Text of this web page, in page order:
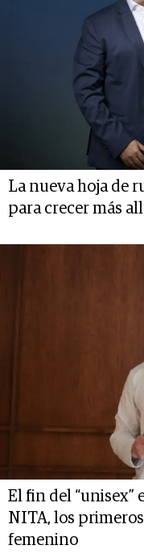
La nueva hoja de
para crecer más
El fin del “unisex”
NITA, los
femenino